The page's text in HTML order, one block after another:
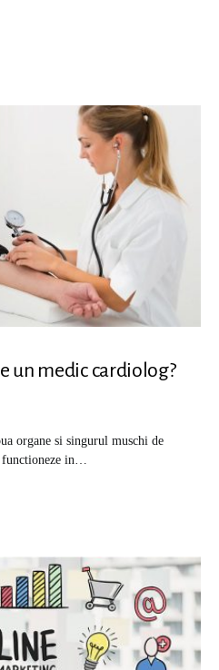
un medic cardiolog?
organe si singurul muschi de
in…